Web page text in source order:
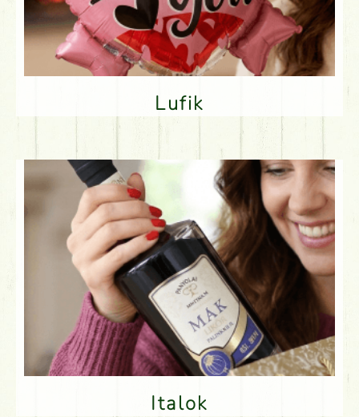
Lufik
Italok